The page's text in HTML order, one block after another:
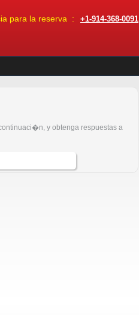
para la reserva : +1-914-368-0091
y obtenga respuestas a